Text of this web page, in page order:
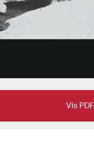
Vis PDF